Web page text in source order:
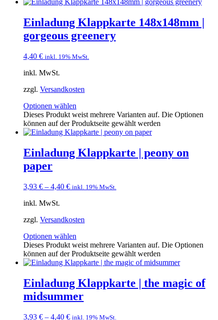
Einladung Klappkarte 148x148mm |
gorgeous greenery
4,40 € inkl. 19% MwSt.
inkl. MwSt.
zzgl. Versandkosten
Optionen wählen
Dieses Produkt weist mehrere Varianten auf. Die Optionen
können auf der Produktseite gewählt werden
Einladung Klappkarte | peony on
paper
3,93 € – 4,40 € inkl. 19% MwSt.
inkl. MwSt.
zzgl. Versandkosten
Optionen wählen
Dieses Produkt weist mehrere Varianten auf. Die Optionen
können auf der Produktseite gewählt werden
Einladung Klappkarte | the magic of
midsummer
3,93 € – 4,40 € inkl. 19% MwSt.